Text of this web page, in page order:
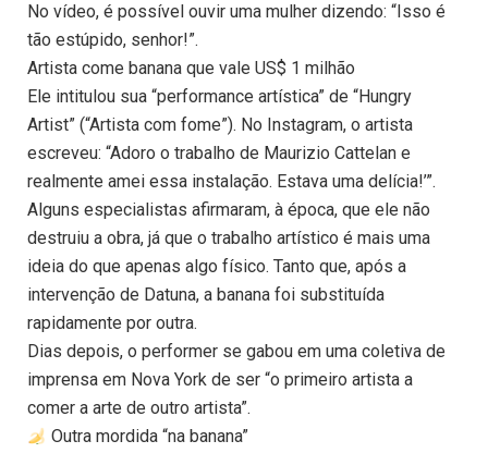
No vídeo, é possível ouvir uma mulher dizendo: “Isso é
tão estúpido, senhor!”.
Artista come banana que vale US$ 1 milhão
Ele intitulou sua “performance artística” de “Hungry
Artist” (“Artista com fome”). No Instagram, o artista
escreveu: “Adoro o trabalho de Maurizio Cattelan e
realmente amei essa instalação. Estava uma delícia!’”.
Alguns especialistas afirmaram, à época, que ele não
destruiu a obra, já que o trabalho artístico é mais uma
ideia do que apenas algo físico. Tanto que, após a
intervenção de Datuna, a banana foi substituída
rapidamente por outra.
Dias depois, o performer se gabou em uma coletiva de
imprensa em Nova York de ser “o primeiro artista a
comer a arte de outro artista”.
Outra mordida “na banana”